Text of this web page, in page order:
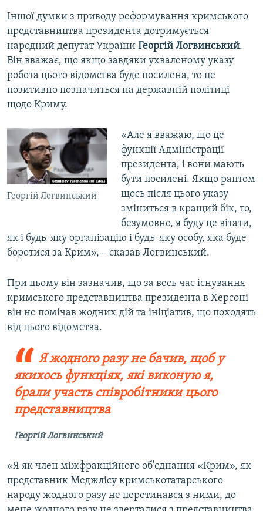
Іншої думки з приводу реформування кримського
представництва президента дотримується
народний депутат України Георгій Логвинський.
Він вважає, що якщо завдяки ухваленому указу
робота цього відомства буде посилена, то це
позитивно позначиться на державній політиці
щодо Криму.
Георгій Логвинський
«Але я вважаю, що це
функції Адміністрації
президента, і вони мають
бути посилені. Якщо раптом
щось після цього указу
зміниться в кращий бік, то,
безумовно, я буду це вітати,
як і будь-яку організацію і будь-яку особу, яка буде
боротися за Крим», – сказав Логвинський.
При цьому він зазначив, що за весь час існування
кримського представництва президента в Херсоні
він не помічав жодних дій та ініціатив, що походять
від цього відомства.
Я жодного разу не бачив, щоб у
якихось функціях, які виконую я,
брали участь співробітники цього
представництва
Георгій Логвинський
«Я як член міжфракційного об'єднання «Крим», як
представник Меджлісу кримськотатарського
народу жодного разу не перетинався з ними, до